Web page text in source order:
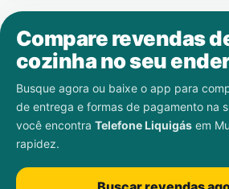
Compare revendas
cozinha no seu
Busque agora ou baixe o app para
de entrega e formas de pagamento na
você encontra Telefone Liquigás em
rapidez.